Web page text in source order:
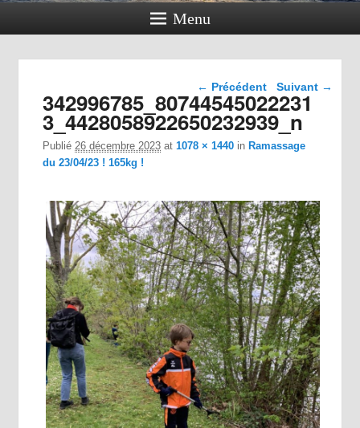
Menu
Navigation dans les
images
← Précédent Suivant →
342996785_80744545022231
3_4428058922650232939_n
Publié26 décembre 2023 at1078 × 1440 in Ramassage
du 23/04/23 ! 165kg !